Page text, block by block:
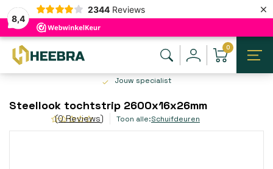
8,4
2344 Reviews ×
0
Jouw specialist
Steellook tochtstrip 2600x16x26mm
(0 Reviews) Toon alle:Schuifdeuren